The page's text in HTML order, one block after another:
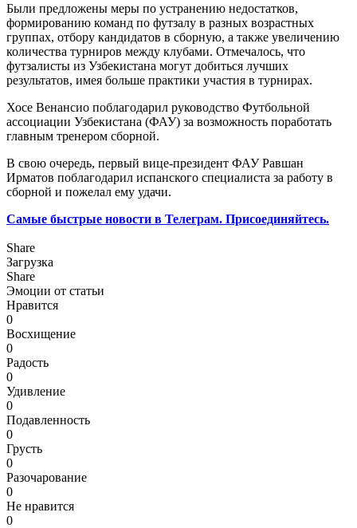
Были предложены меры по устранению недостатков,
формированию команд по футзалу в разных возрастных
группах, отбору кандидатов в сборную, а также увеличению
количества турниров между клубами. Отмечалось, что
футзалисты из Узбекистана могут добиться лучших
результатов, имея больше практики участия в турнирах.
Хосе Венансио поблагодарил руководство Футбольной
ассоциации Узбекистана (ФАУ) за возможность поработать
главным тренером сборной.
В свою очередь, первый вице-президент ФАУ Равшан
Ирматов поблагодарил испанского специалиста за работу в
сборной и пожелал ему удачи.
Самые быстрые новости в Телеграм. Присоединяйтесь.
Share
Загрузка
Share
Эмоции от статьи
Нравится
0
Восхищение
0
Радость
0
Удивление
0
Подавленность
0
Грусть
0
Разочарование
0
Не нравится
0